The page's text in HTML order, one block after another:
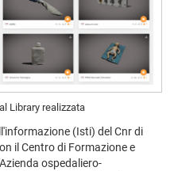
Library realizzata
(Isti) del Cnr di
il Centro di Formazione e
ospedaliero-